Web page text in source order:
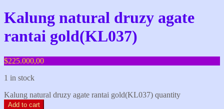
Kalung natural druzy agate
rantai gold(KL037)
$225.000,00
1 in stock
Kalung natural druzy agate rantai gold(KL037) quantity
Add to cart